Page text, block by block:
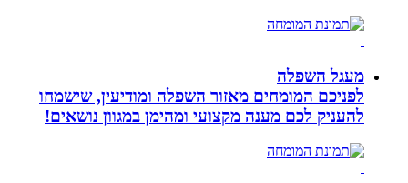
מעגל השפלה
לפניכם המומחים מאזור השפלה ומודיעין, שישמחו
להעניק לכם מענה מקצועי ומהימן במגוון נושאים!